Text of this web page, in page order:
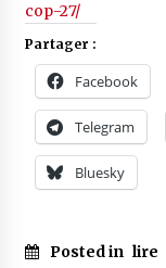
cop-27/
Partager :
Facebook
Telegram
Bluesky
Posted in lire